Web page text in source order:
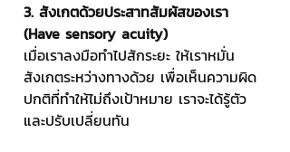
3. สังเกตด้วยประสาทสัมผัสของเรา
(Have sensory acuity)
เมื่อเราลงมือทำไปสักระยะ ให้เราหมั่น
สังเกตระหว่างทางด้วย เพื่อเห็นความผิด
ปกติที่ทำให้ไม่ถึงเป้าหมาย เราจะได้รู้ตัว
และปรับเปลี่ยนทัน